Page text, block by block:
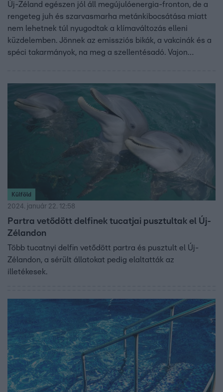
Új-Zéland egészen jól áll megújulóenergia-fronton, de a
rengeteg juh és szarvasmarha metánkibocsátása miatt
nem lehetnek túl nyugodtak a klímaváltozás elleni
küzdelemben. Jönnek az emissziós bikák, a vakcinák és a
spéci takarmányok, na meg a szellentésadó. Vajon
szarvasmarhákat vegyenek?
Külföld
2024. január 22. 12:58
Partra vetődött delfinek tucatjai pusztultak el Új-
Zélandon
Több tucatnyi delfin vetődött partra és pusztult el Új-
Zélandon, a sérült állatokat pedig elaltatták az
illetékesek.